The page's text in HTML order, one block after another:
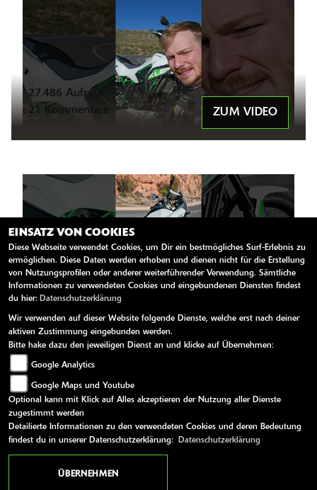
27.486 Aufrufe
21 Kommentare
ZUM VIDEO
24.139 Aufrufe
13 Kommentare
34.063 Aufrufe
EINSATZ VON COOKIES
Diese Webseite verwendet Cookies, um Dir ein bestmögliches Surf-Erlebnis zu
ermöglichen. Diese Daten werden erhoben und dienen nicht für die Erstellung
von Nutzungsprofilen oder anderer weiterführender Verwendung. Sämtliche
Informationen zu verwendeten Cookies und eingebundenen Diensten findest
du hier: Datenschutzerklärung
Wir verwenden auf dieser Website folgende Dienste, welche erst nach deiner
aktiven Zustimmung eingebunden werden.
Bitte hake dazu den jeweiligen Dienst an und klicke auf Übernehmen:
Google Analytics
Google Maps und Youtube
Optional kann mit Klick auf Alles akzeptieren der Nutzung aller Dienste
zugestimmt werden
Detailierte Informationen zu den verwendeten Cookies und deren Bedeutung
findest du in unserer Datenschutzerklärung:
Datenschutzerklärung
ÜBERNEHMEN